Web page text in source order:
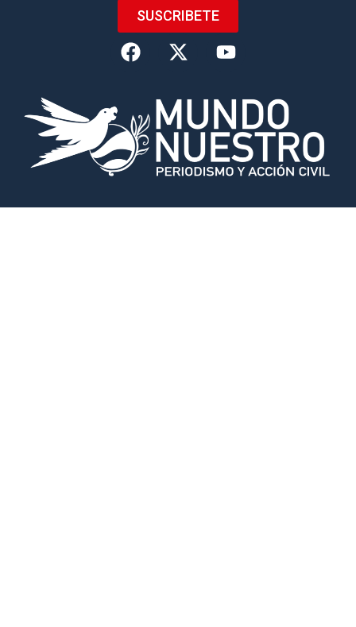
SUSCRIBETE